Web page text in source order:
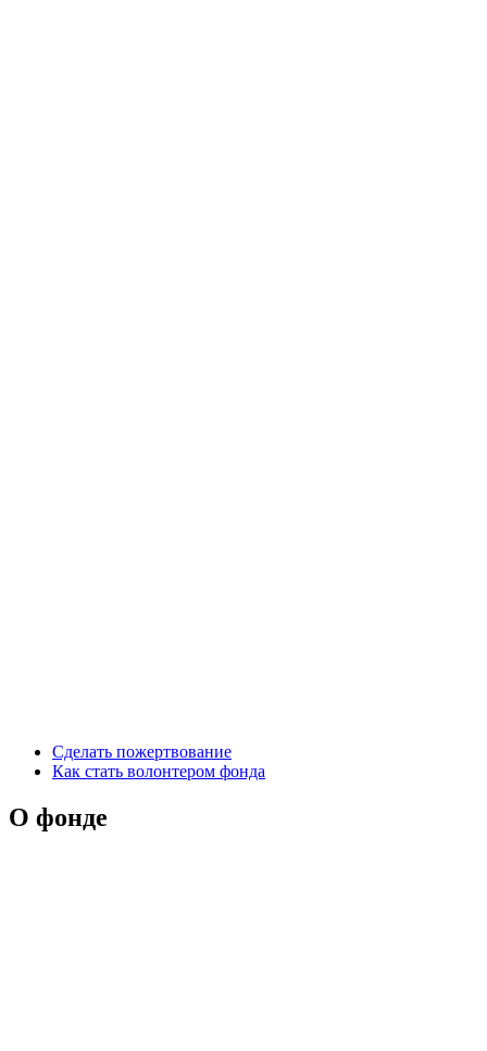
Сделать пожертвование
Как стать волонтером фонда
О фонде